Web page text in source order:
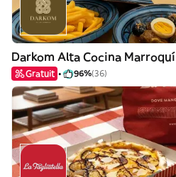
Darkom Alta Cocina Marroquí
Gratuit 96%(36)